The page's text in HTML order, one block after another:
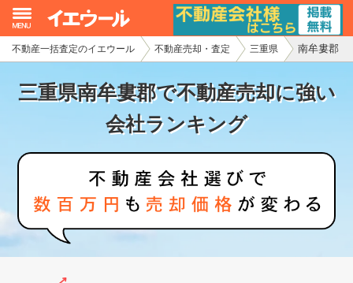
不動産一括査定のイエウール 不動産売却・査定 三重県 南牟婁郡
三重県南牟婁郡で不動産売却に強い
会社ランキング
イエウール加盟希望の不動産会社様
初めての方へ
不動産の売却・一括査定
家査定シミュレーター
お問い合わせ